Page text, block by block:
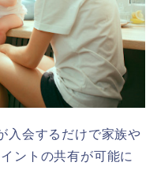
入会するだけで家族や
ントの共有が可能に